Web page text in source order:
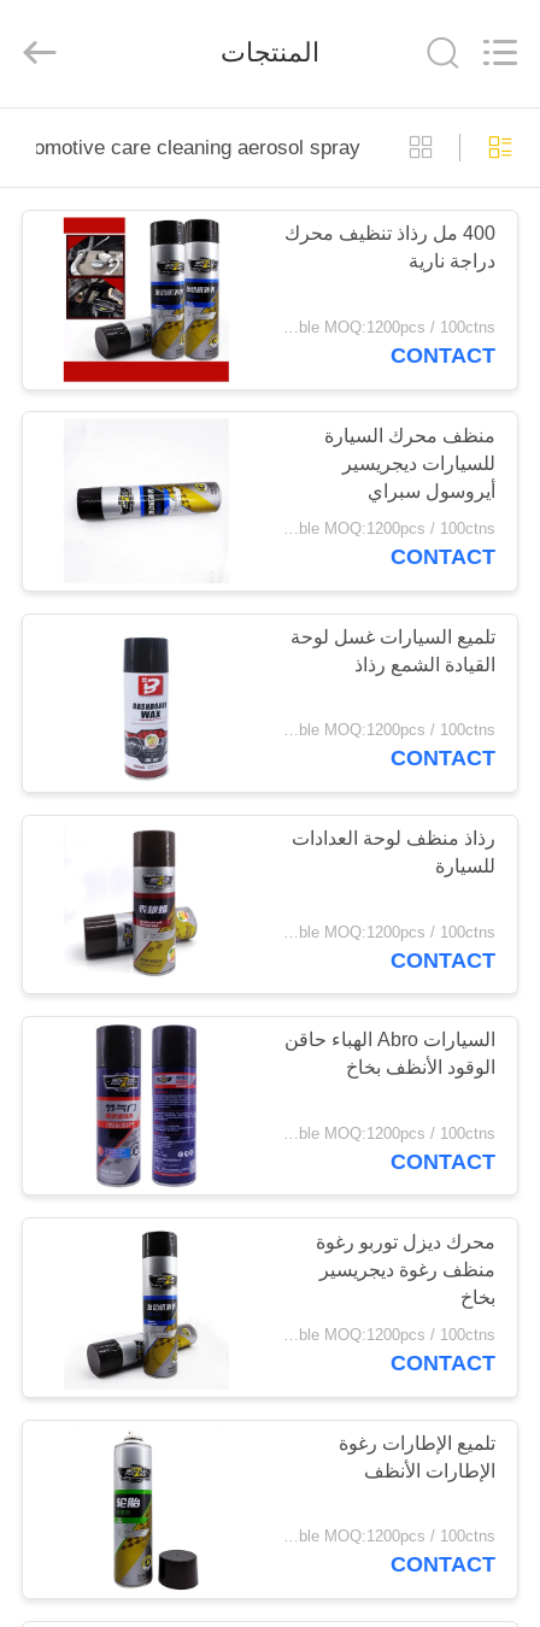
الصفحة
الرئيسية
منتجات
معلومات
جولة
في
المعمل
مراقبة
الجودة
اتصل
اطلب
اقتباس
خريطة
الموقع
PRIVACY
Chemical
Co.,
Rights
المنتجات
automotive care cleaning aerosol spray
400 مل رذاذ تنظيف محرك
دراجة نارية
negotiable MOQ:1200pcs / 100ctns لكل لون
CONTACT
منظف ​​محرك السيارة
للسيارات ديجريسير
أيروسول سبراي
negotiable MOQ:1200pcs / 100ctns لكل لون
CONTACT
تلميع السيارات غسل لوحة
القيادة الشمع رذاذ
negotiable MOQ:1200pcs / 100ctns لكل لون
CONTACT
رذاذ منظف لوحة العدادات
للسيارة
CONTACT
السيارات Abro الهباء حاقن
الوقود الأنظف بخاخ
negotiable MOQ:1200pcs / 100ctns لكل لون
CONTACT
محرك ديزل توربو رغوة
منظف رغوة ديجريسير
بخاخ
negotiable MOQ:1200pcs / 100ctns لكل لون
CONTACT
تلميع الإطارات رغوة
الإطارات الأنظف
negotiable MOQ:1200pcs / 100ctns لكل لون
CONTACT